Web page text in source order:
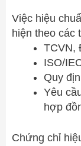
Việc hiệu
hiện theo các
TCVN,
ISO/
Quy
Yêu
hợp
Chứng chỉ